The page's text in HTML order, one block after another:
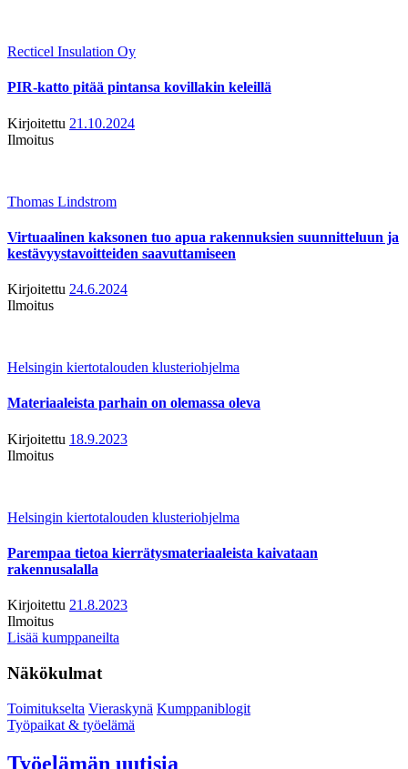
Recticel Insulation Oy
PIR-katto pitää pintansa kovillakin keleillä
Kirjoitettu 21.10.2024
Ilmoitus
Thomas Lindstrom
Virtuaalinen kaksonen tuo apua rakennuksien suunnitteluun ja
kestävyystavoitteiden saavuttamiseen
Kirjoitettu 24.6.2024
Ilmoitus
Helsingin kiertotalouden klusteriohjelma
Materiaaleista parhain on olemassa oleva
Kirjoitettu 18.9.2023
Ilmoitus
Helsingin kiertotalouden klusteriohjelma
Parempaa tietoa kierrätysmateriaaleista kaivataan
rakennusalalla
Kirjoitettu 21.8.2023
Ilmoitus
Lisää kumppaneilta
Näkökulmat
Toimitukselta Vieraskynä Kumppaniblogit
Työpaikat & työelämä
Työelämän uutisia